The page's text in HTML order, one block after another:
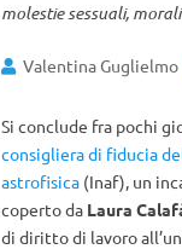
molestie sessuali,
Valentina Guglielmo
Si conclude fra pochi
consigliera di fiducia
astrofisica(Inaf), un
coperto da Laura
di diritto di lavoro